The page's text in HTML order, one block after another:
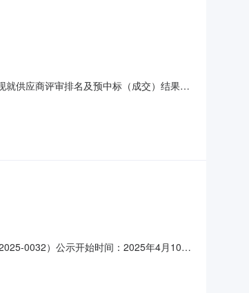
供应商评审排名及预中标（成交）结果公
式：总价，报价金额：
0032）公示开始时间：2025年4月10日
人单位：中国航发燃气轮机有